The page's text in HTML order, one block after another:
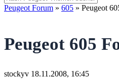
Peugeot Forum » 605 » Peugeot
Peugeot 605
stockyv 18.11.2008, 16:45